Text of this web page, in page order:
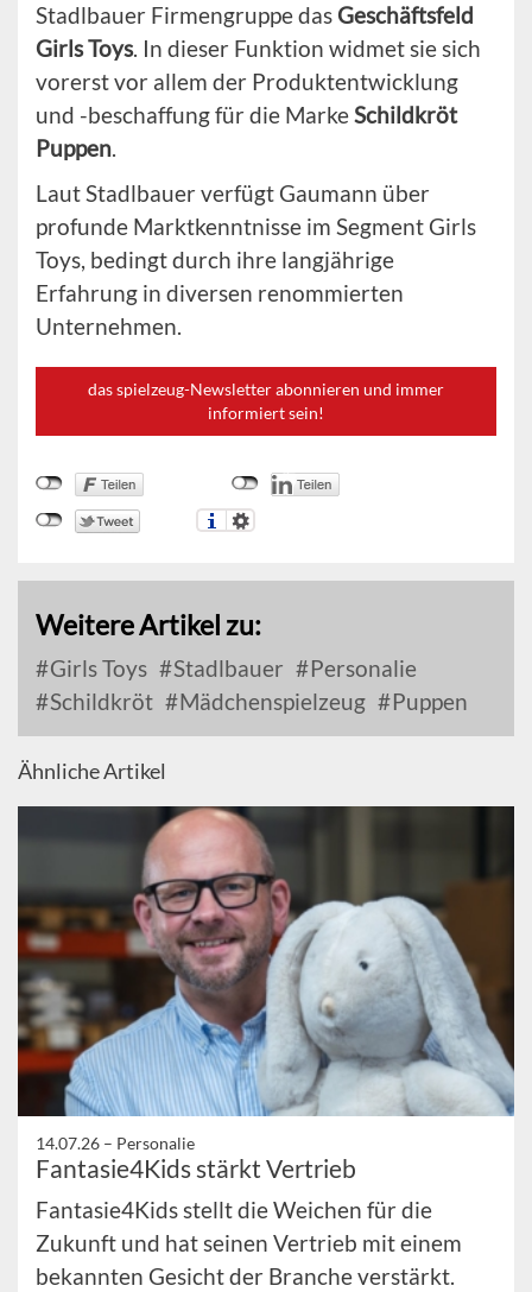
Stadlbauer Firmengruppe das Geschäftsfeld
Girls Toys. In dieser Funktion widmet sie sich
vorerst vor allem der Produktentwicklung
und -beschaffung für die MarkeSchildkröt
Puppen.
Laut Stadlbauer verfügt Gaumann über
profunde Marktkenntnisse im Segment Girls
Toys, bedingt durch ihre langjährige
Erfahrung in diversen renommierten
Unternehmen.
das spielzeug-Newsletter abonnieren und immer
informiert sein!
Weitere Artikel zu:
Girls Toys Stadlbauer
Personalie
Schildkröt
Mädchenspielzeug Puppen
Ähnliche Artikel
14.07.26 – Personalie
Fantasie4Kids stärkt Vertrieb
Fantasie4Kids stellt die Weichen für die
Zukunft und hat seinen Vertrieb mit einem
bekannten Gesicht der Branche verstärkt.